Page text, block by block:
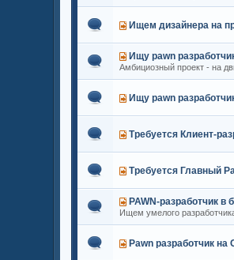
Ищем дизайнера на
Ищу pawn
Амбициозный проект - на
Ищу pawn
Требуется Клиент-
Требуется Главный
PAWN-разработчик в
Ищем умелого
Pawn разработчик на